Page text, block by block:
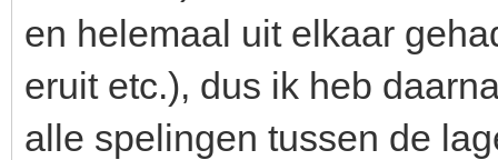
en helemaal uit elkaar
eruit etc.), dus ik heb
alle spelingen tussen de